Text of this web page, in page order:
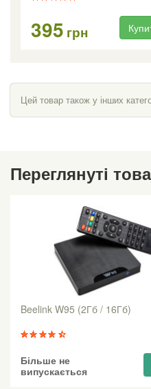
395 грн
Цей товар також у інших
Переглянуті
Beelink W95 (2Гб / 16Гб)
Більше не
випускається